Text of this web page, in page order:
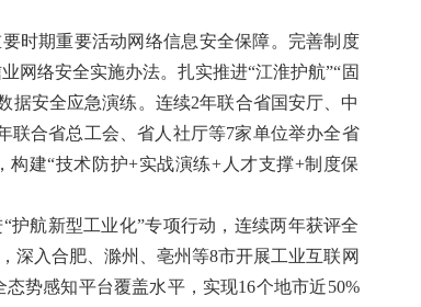
时期重要活动网络信息安全保障。 完善制度
网络安全实施办法。扎实推进“江淮护航”“固
据安全应急演练。连续2年联合省国安厅、中
联合省总工会、省人社厅等7家单位举办全省
建“技术防护+实战演练+人才支撑+制度保
护航新型工业化”专项行动， 连续两年获评全
深入合肥、滁州、亳州等8市开展工业互联网
态势感知平台覆盖水平，实现16个地市近50%